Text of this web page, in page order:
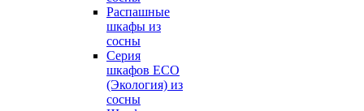
Распашные
шкафы из
сосны
Серия
шкафов ECO
(Экология) из
сосны